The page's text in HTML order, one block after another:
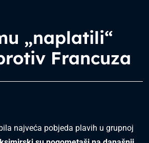
„naplatili“
Francuza
najveća pobjeda plavih u grupnoj